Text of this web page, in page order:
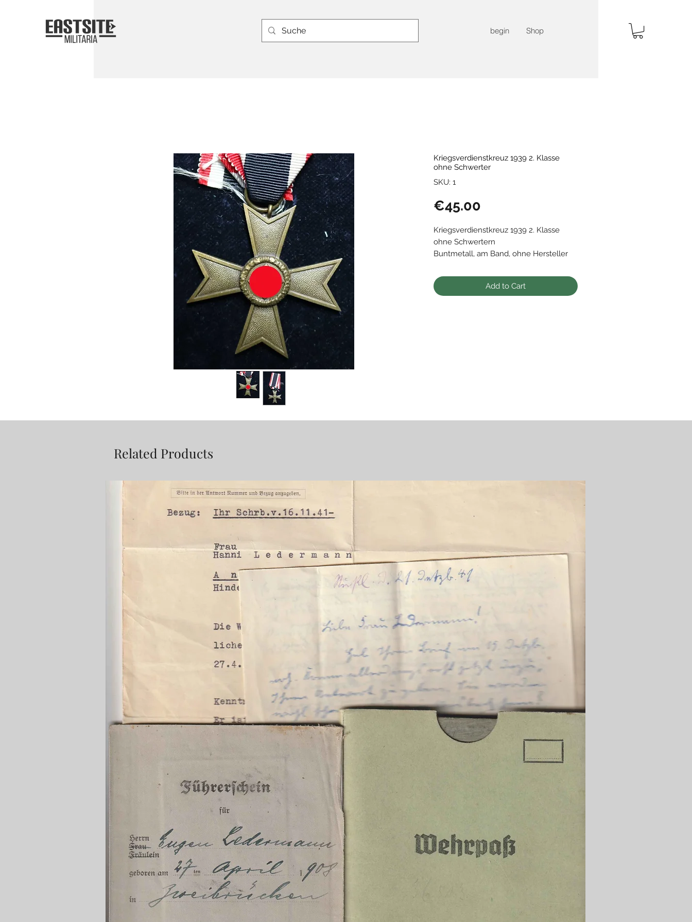
begin Shop
Kriegsverdienstkreuz 1939 2. Klasse
ohne Schwerter
SKU: 1
€45.00
Kriegsverdienstkreuz 1939 2. Klasse
ohne Schwertern
Buntmetall, am Band, ohne Hersteller
Sehr guter Zustand
Add to Cart
Related Products